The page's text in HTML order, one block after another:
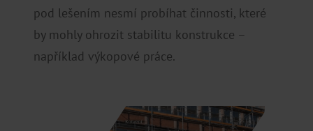
pod lešením nesmí probíhat činnosti, které
by mohly ohrozit stabilitu konstrukce –
například výkopové práce.